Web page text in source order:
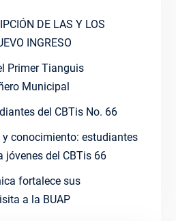
DE LAS Y LOS
INGRESO
Primer Tianguis
Municipal
del CBTis No. 66
conocimiento: estudiantes
jóvenes del CBTis 66
fortalece sus
a la BUAP